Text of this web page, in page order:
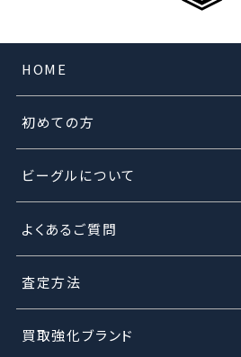
HOME
初めての方
ビーグルについて
よくあるご質問
査定方法
買取強化ブランド